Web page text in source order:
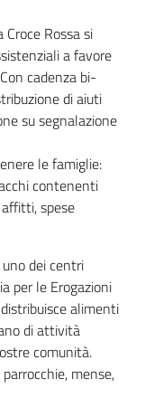
Rossa si
a favore
cadenza bi-
di aiuti
su segnalazione
le famiglie:
contenenti
spese
dei centri
per le Erogazioni
alimenti
di attività
comunità.
mense,